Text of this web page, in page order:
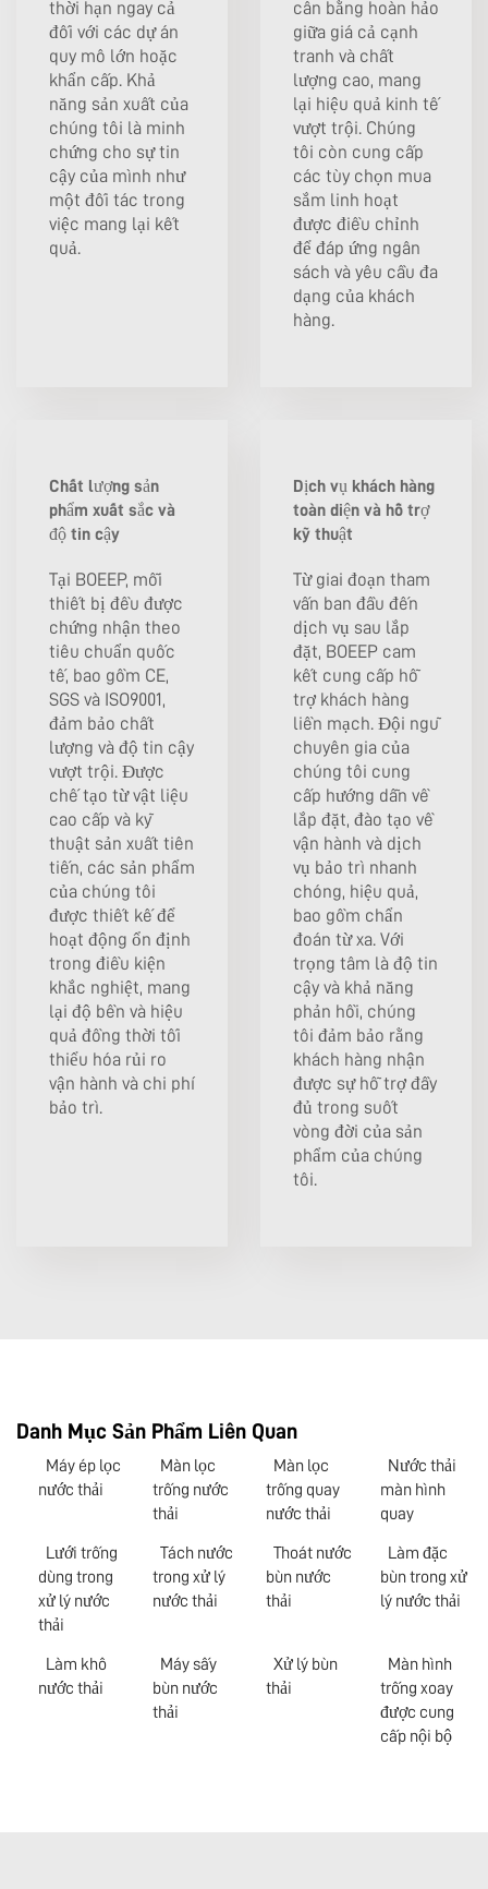
thời hạn ngay cả
đối với các dự án
quy mô lớn hoặc
khẩn cấp. Khả
năng sản xuất của
chúng tôi là minh
chứng cho sự tin
cậy của mình như
một đối tác trong
việc mang lại kết
quả.
cân bằng hoàn hảo
giữa giá cả cạnh
tranh và chất
lượng cao, mang
lại hiệu quả kinh tế
vượt trội. Chúng
tôi còn cung cấp
các tùy chọn mua
sắm linh hoạt
được điều chỉnh
để đáp ứng ngân
sách và yêu cầu đa
dạng của khách
hàng.
Chất lượng sản
phẩm xuất sắc và
độ tin cậy
Tại BOEEP, mỗi
thiết bị đều được
chứng nhận theo
tiêu chuẩn quốc
tế, bao gồm CE,
SGS và ISO9001,
đảm bảo chất
lượng và độ tin cậy
vượt trội. Được
chế tạo từ vật liệu
cao cấp và kỹ
thuật sản xuất tiên
tiến, các sản phẩm
của chúng tôi
được thiết kế để
hoạt động ổn định
trong điều kiện
khắc nghiệt, mang
lại độ bền và hiệu
quả đồng thời tối
thiểu hóa rủi ro
vận hành và chi phí
bảo trì.
Dịch vụ khách hàng
toàn diện và hỗ trợ
kỹ thuật
Từ giai đoạn tham
vấn ban đầu đến
dịch vụ sau lắp
đặt, BOEEP cam
kết cung cấp hỗ
trợ khách hàng
liền mạch. Đội ngũ
chuyên gia của
chúng tôi cung
cấp hướng dẫn về
lắp đặt, đào tạo về
vận hành và dịch
vụ bảo trì nhanh
chóng, hiệu quả,
bao gồm chẩn
đoán từ xa. Với
trọng tâm là độ tin
cậy và khả năng
phản hồi, chúng
tôi đảm bảo rằng
khách hàng nhận
được sự hỗ trợ đầy
đủ trong suốt
vòng đời của sản
phẩm của chúng
tôi.
Danh Mục Sản Phẩm Liên Quan
Máy ép lọc
nước thải
Màn lọc
trống nước
thải
Màn lọc
trống quay
nước thải
Nước thải
màn hình
quay
Lưới trống
dùng trong
xử lý nước
thải
Tách nước
trong xử lý
nước thải
Thoát nước
bùn nước
thải
Làm đặc
bùn trong xử
lý nước thải
Làm khô
nước thải
Máy sấy
bùn nước
thải
Xử lý bùn
thải
Màn hình
trống xoay
được cung
cấp nội bộ